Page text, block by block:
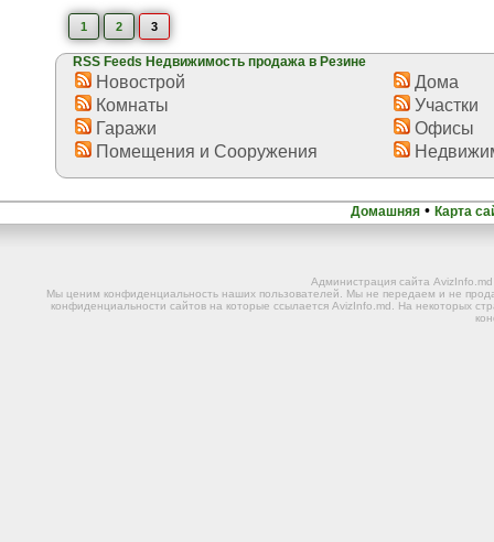
1 2 3
RSS Feeds Недвижимость продажа в Резине
Новострой
Дома
Комнаты
Участки
Гаражи
Офисы
Помещения и Сооружения
Домашняя • Карта
Администрация сайта
Мы ценим конфиденциальность наших пользователей. Мы не передаем и не
конфиденциальности сайтов на которые ссылается AvizInfo.md. На некоторых